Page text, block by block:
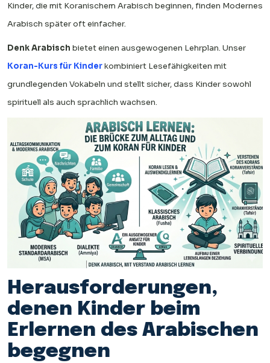
Kinder, die mit Koranischem Arabisch beginnen, finden Modernes
Arabisch später oft einfacher.
Denk Arabisch bietet einen ausgewogenen Lehrplan. Unser
Koran-Kurs für Kinderkombiniert Lesefähigkeiten mit
grundlegenden Vokabeln und stellt sicher, dass Kinder sowohl
spirituell als auch sprachlich wachsen.
Herausforderungen,
denen Kinder beim
Erlernen des Arabischen
begegnen